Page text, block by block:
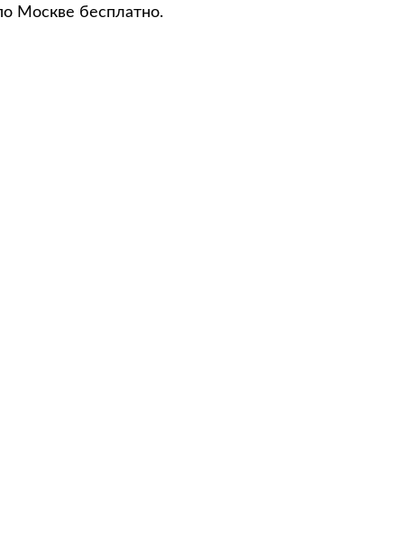
Москве бесплатно.